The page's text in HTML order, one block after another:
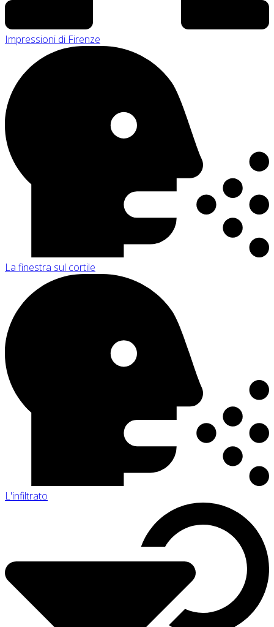
Impressioni di Firenze
La finestra sul cortile
L'infiltrato